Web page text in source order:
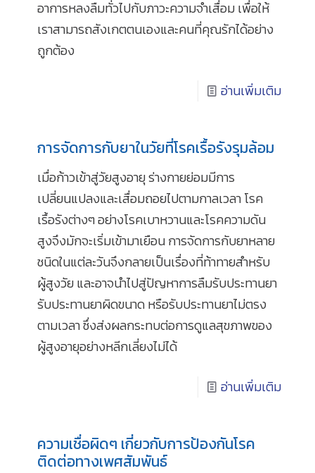
อาการหลงลืมทั่วไปกับภาวะความจำเสื่อม เพื่อให้
เราสามารถสังเกตตนเองและคนที่คุณรักได้อย่าง
ถูกต้อง
อ่านเพิ่มเติม
การจัดการกับยาในวัยที่โรคเรื้อรังรุมล้อม
เมื่อก้าวเข้าสู่วัยสูงอายุ ร่างกายย่อมมีการ
เปลี่ยนแปลงและเสื่อมถอยไปตามกาลเวลา โรค
เรื้อรังต่างๆ อย่างโรคเบาหวานและโรคความดัน
สูงจึงมักจะเริ่มเข้ามาเยือน การจัดการกับยาหลาย
ชนิดในแต่ละวันจึงกลายเป็นเรื่องที่ท้าทายสำหรับ
ผู้สูงวัย และอาจนำไปสู่ปัญหาการลืมรับประทานยา
รับประทานยาผิดขนาด หรือรับประทานยาไม่ตรง
ตามเวลา ซึ่งส่งผลกระทบต่อการดูแลสุขภาพของ
ผู้สูงอายุอย่างหลีกเลี่ยงไม่ได้
อ่านเพิ่มเติม
ความเชื่อผิดๆ เกี่ยวกับการป้องกันโรค
ติดต่อทางเพศสัมพันธ์